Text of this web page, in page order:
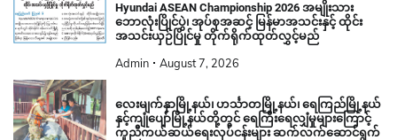
Hyundai ASEAN Championship 2026 အမျိုးသား
ဘောလုံးပြိုင်ပွဲ၊ အုပ်စုအဆင့် မြန်မာအသင်းနှင့် ထိုင်း
အသင်းယှဉ်ပြိုင်မှု တိုက်ရိုက်ထုတ်လွှင့်မည်
Admin August 7, 2026
လေးမျက်နှာမြို့နယ်၊ ဟင်္သာတမြို့နယ်၊ ရေကြည်မြို့နယ်
နှင့်ကျုံပျော်မြို့နယ်တို့တွင် ရေကြီးရေလျှံမှုများကြောင့်
ကူညီကယ်ဆယ်ရေးလုပ်ငန်းများ ဆက်လက်ဆောင်ရွက်